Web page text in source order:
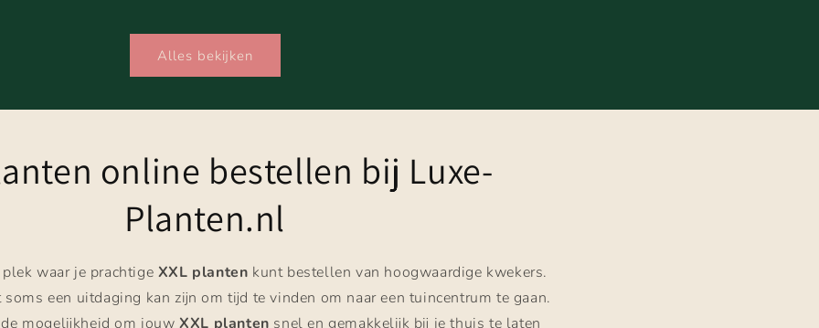
Alles bekijken
online bestellen bij Luxe-
Planten.nl
waar je prachtige XXL planten kunt bestellen van hoogwaardige kwekers.
een uitdaging kan zijn om tijd te vinden om naar een tuincentrum te gaan.
mogelijkheid om jouwXXL planten snel en gemakkelijk bij je thuis te laten